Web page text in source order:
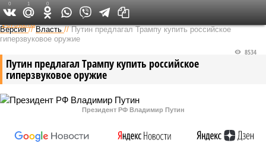
Федеральный выпуск
Версия //Власть //Путин предлагал Трампу купить российское
гиперзвуковое оружие
Путин предлагал Трампу купить российское
гиперзвуковое оружие
8534
Президент РФ Владимир Путин
0 1 0